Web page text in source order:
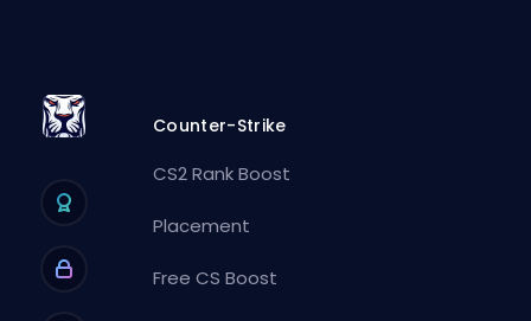
Counter-Strike
CS2 Rank Boost
Placement
Free CS Boost